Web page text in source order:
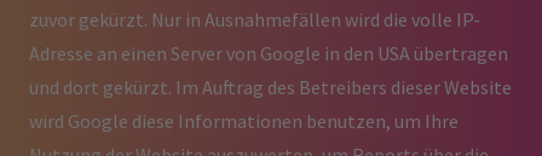
zuvor gekürzt. Nur in Ausnahmefällen wird die volle IP-
Adresse an einen Server von Google in den USA übertragen
und dort gekürzt. Im Auftrag des Betreibers dieser Website
wird Google diese Informationen benutzen, um Ihre